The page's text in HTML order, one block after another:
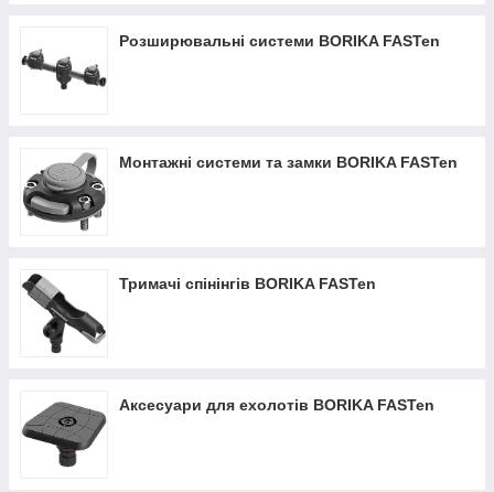
Розширювальні системи BORIKA FASTen
Монтажні системи та замки BORIKA FASTen
Тримачі спінінгів BORIKA FASTen
Аксесуари для ехолотів BORIKA FASTen